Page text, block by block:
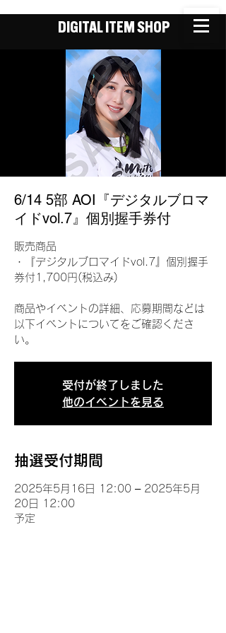
DIGITAL ITEM SHOP
6/14 5部 AOI『デジタルブロマ
イドvol.7』個別握手券付
販売商品
・『デジタルブロマイドvol.7』個別握手
券付1,700円(税込み)
商品やイベントの詳細、応募期間などは
以下イベントについてをご確認くださ
い。
受付が終了しました
他のイベントを見る
抽選受付期間
2025年5月16日 12:00 – 2025年5月
20日 12:00
予定